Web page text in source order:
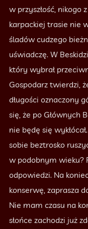
w przyszłość, nikogo
karpackiej trasie nie
śladów cudzego
uświadczę. W
który wybrał
Gospodarz twierdzi,
długości oznaczony
się, że po Głównych
nie będę się
sobie beztrosko
w podobnym wieku?
odpowiedzi. Na
konserwę, zaprasza
Nie mam czasu na
słońce zachodzi już